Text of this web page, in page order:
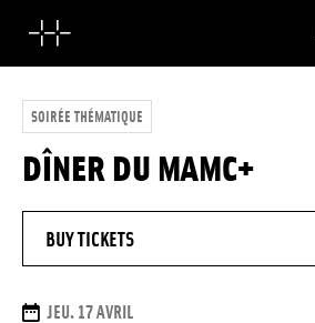
SOIRÉE THÉMATIQUE
DÎNER DU MAMC+
BUY TICKETS- NEW WINDOW
DATES
JEU. 17 AVRIL